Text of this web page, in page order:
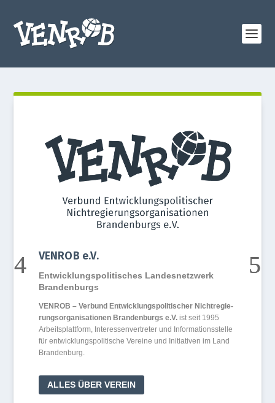
VENROB e.V.
Ent­wick­lungs­po­li­ti­sches Lan­des­netz­werk
Brandenburgs
VENROB – Ver­bund Ent­wick­lungs­po­li­ti­scher Nicht­re­gie­
rungs­or­ga­ni­sa­tio­nen Bran­den­burgs e.V.ist seit 1995
Arbeits­platt­form, Inter­es­sen­ver­tre­ter und Infor­ma­ti­ons­stelle
für ent­wick­lungs­po­li­ti­sche Ver­eine und Initia­ti­ven im Land
Brandenburg.
ALLES ÜBER VEREIN